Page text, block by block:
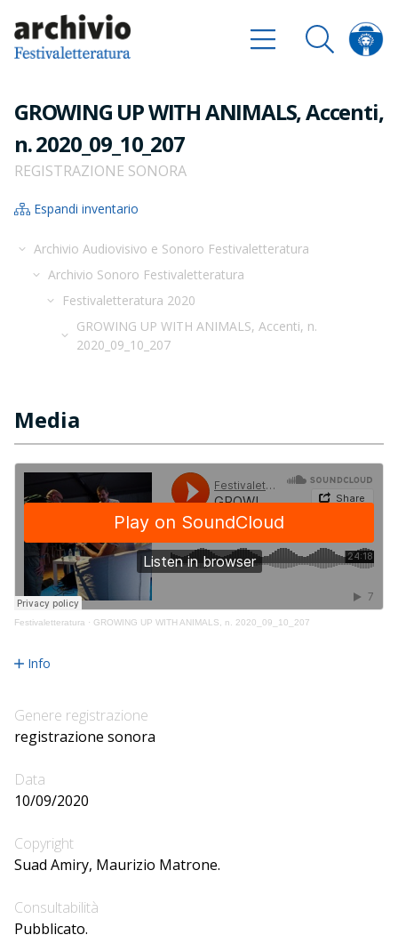
GROWING UP WITH ANIMALS, Accenti,
n. 2020_09_10_207
REGISTRAZIONE SONORA
Espandi inventario
Archivio Audiovisivo e Sonoro Festivaletteratura
Archivio Sonoro Festivaletteratura
Festivaletteratura 2020
GROWING UP WITH ANIMALS, Accenti, n.
2020_09_10_207
Media
Festivaletteratura · GROWING UP WITH ANIMALS, n. 2020_09_10_207
Info
Genere registrazione
registrazione sonora
Data
10/09/2020
Copyright
Suad Amiry, Maurizio Matrone.
Consultabilità
Pubblicato.